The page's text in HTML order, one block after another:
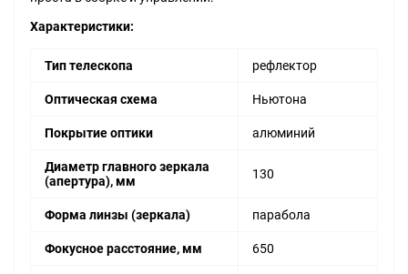
Характеристики:
Тип телескопа рефлектор
Оптическая схема Ньютона
Покрытие оптики алюминий
Диаметр главного зеркала
(апертура), мм
130
Форма линзы (зеркала) парабола
Фокусное расстояние, мм 650